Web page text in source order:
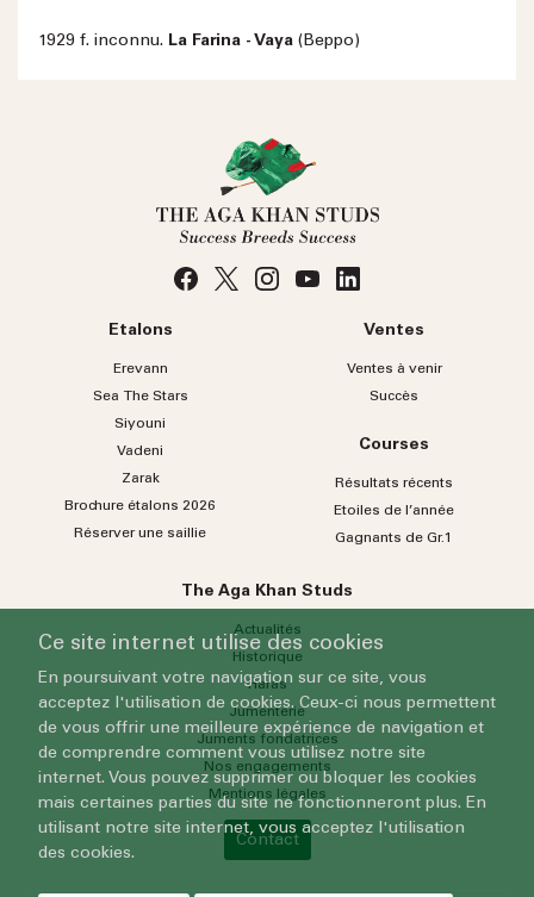
1929 f. inconnu. La Farina - Vaya (Beppo)
Etalons
Erevann
Sea TheStars
Siyouni
Vadeni
Zarak
Brochure étalons 2026
Réserver une saillie
Ventes
Ventes à venir
Succès
Courses
Résultats récents
Etoiles de l’année
Gagnants de Gr.1
The Aga Khan Studs
Actualités
Historique
Haras
Jumenterie
Juments fondatrices
Nos engagements
Mentions légales
Contact
Ce site internet utilise des cookies
En poursuivant votre navigation sur ce site, vous
acceptez l'utilisation de cookies. Ceux-ci nous permettent
de vous offrir une meilleure expérience de navigation et
de comprendre comment vous utilisez notre site
internet. Vous pouvez supprimer ou bloquer les cookies
mais certaines parties du site ne fonctionneront plus. En
utilisant notre site internet, vous acceptez l'utilisation
des cookies.